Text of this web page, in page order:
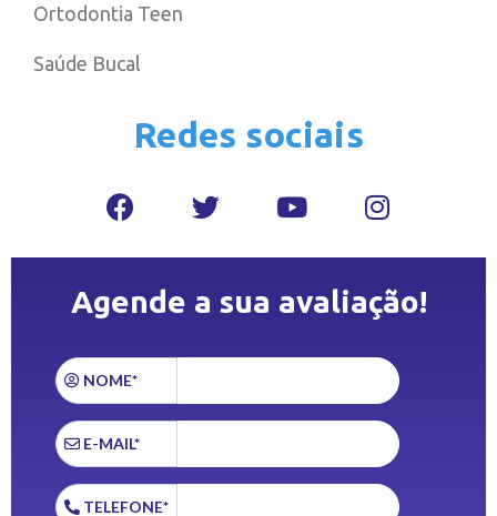
Ortodontia Teen
Saúde Bucal
Redes sociais
Agende a sua avaliação!
NOME*
E-MAIL*
TELEFONE*